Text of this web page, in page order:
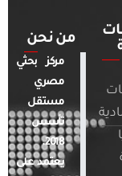
من نحن
مركز بحثي
مصري
مستقل
تأسس
2018.
يعتمد على